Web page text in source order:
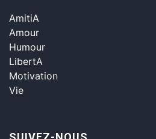
AmitiA
Amour
Humour
LibertA
Motivation
Vie